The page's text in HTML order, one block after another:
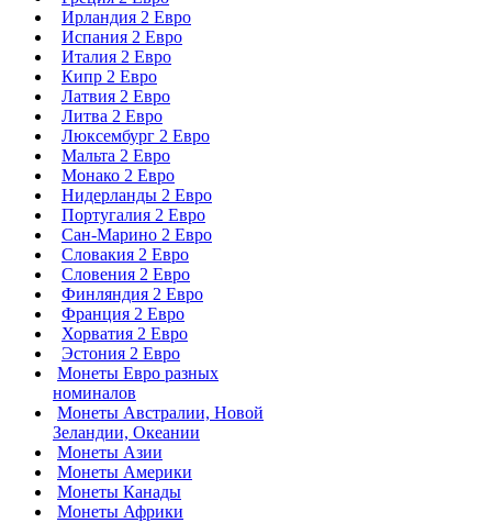
Ирландия 2 Евро
Испания 2 Евро
Италия 2 Евро
Кипр 2 Евро
Латвия 2 Евро
Литва 2 Евро
Люксембург 2 Евро
Мальта 2 Евро
Монако 2 Евро
Нидерланды 2 Евро
Португалия 2 Евро
Сан-Марино 2 Евро
Словакия 2 Евро
Словения 2 Евро
Финляндия 2 Евро
Франция 2 Евро
Хорватия 2 Евро
Эстония 2 Евро
Монеты Евро разных
номиналов
Монеты Австралии, Новой
Зеландии, Океании
Монеты Азии
Монеты Америки
Монеты Канады
Монеты Африки